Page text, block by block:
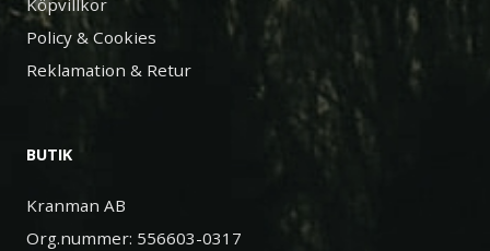
Köpvillkor
Policy & Cookies
Reklamation & Retur
BUTIK
Kranman AB
Org.nummer: 556603-0317